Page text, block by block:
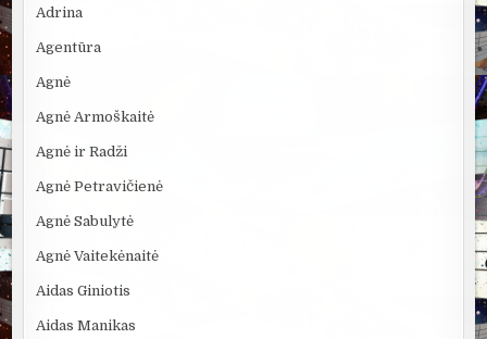
Adrina
Agentūra
Agnė
Agnė Armoškaitė
Agnė ir Radži
Agnė Petravičienė
Agnė Sabulytė
Agnė Vaitekėnaitė
Aidas Giniotis
Aidas Manikas